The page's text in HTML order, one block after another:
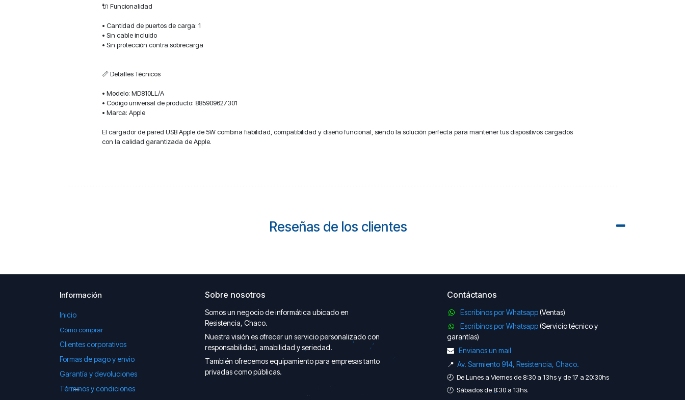
🔌 Funcionalidad
• Cantidad de puertos de carga: 1
• Sin cable incluido
• Sin protección contra sobrecarga
📏 Detalles Técnicos
• Modelo: MD810LL/A
• Código universal de producto: 885909627301
• Marca: Apple
El cargador de pared USB Apple de 5W combina fiabilidad, compatibilidad y diseño funcional, siendo la solución perfecta para mantener tus dispositivos cargados
con la calidad garantizada de Apple.
Reseñas de los clientes
Información
Inicio
Cómo comprar
Clientes corporativos
Formas de pago y envio
Garantía y devoluciones
Términos y condiciones
Sobre nosotros
Somos un negocio de informática ubicado en
Resistencia, Chaco.
Nuestra visión es ofrecer un servicio personalizado con
responsabilidad, amabilidad y seriedad.
También ofrecemos equipamiento para empresas tanto
privadas como públicas.
Contáctanos
Escribinos por Whatsapp(Ventas)
Escribinos por Whatsapp(Servicio técnico y
garantías)
Envianos un mail
📍 Av. Sarmiento 914, Resistencia, Chaco.
🕘 De Lunes a Viernes de 8:30 a 13hs y de 17 a 20:30hs
🕘 Sábados de 8:30 a 13hs.